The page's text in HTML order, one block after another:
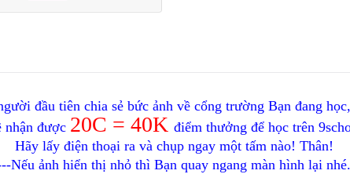
đầu tiên chia sẻ bức ảnh về cổng trường Bạn đang
nhận được 20C = 40K điểm thưởng để học trên
Hãy lấy điện thoại ra và chụp ngay một tấm nào! Thân!
Nếu ảnh hiển thị nhỏ thì Bạn quay ngang màn hình lại nhé.